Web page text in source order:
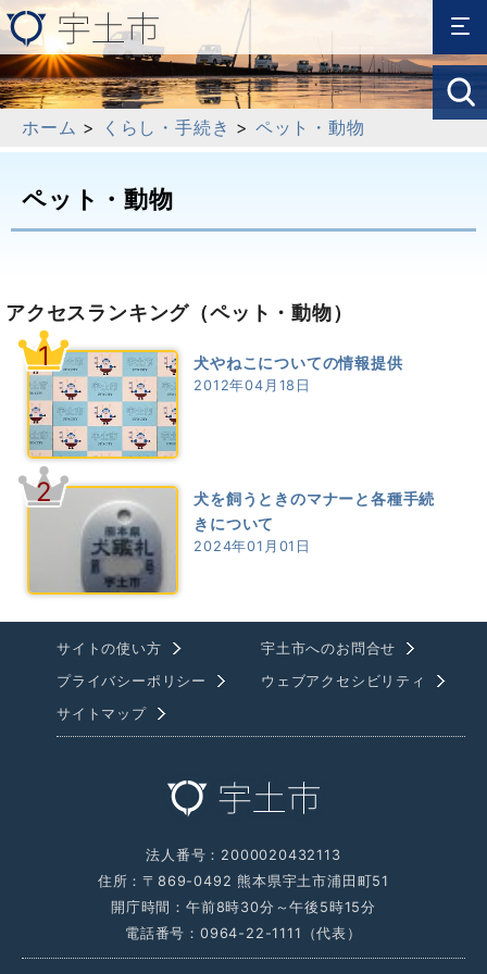
ホーム > くらし・手続き > ペット・動物
ペット・動物
アクセスランキング （ペット・動物）
1 犬やねこについての情報提供
2012年04月18日
2
犬を飼うときのマナーと各種手続
きについて
2024年01月01日
サイトの使い方
宇土市へのお問合せ
プライバシーポリシー
ウェブアクセシビリティ
サイトマップ
法人番号：2000020432113
住所：〒869-0492 熊本県宇土市浦田町51
開庁時間：午前8時30分～午後5時15分
電話番号：0964-22-1111（代表）